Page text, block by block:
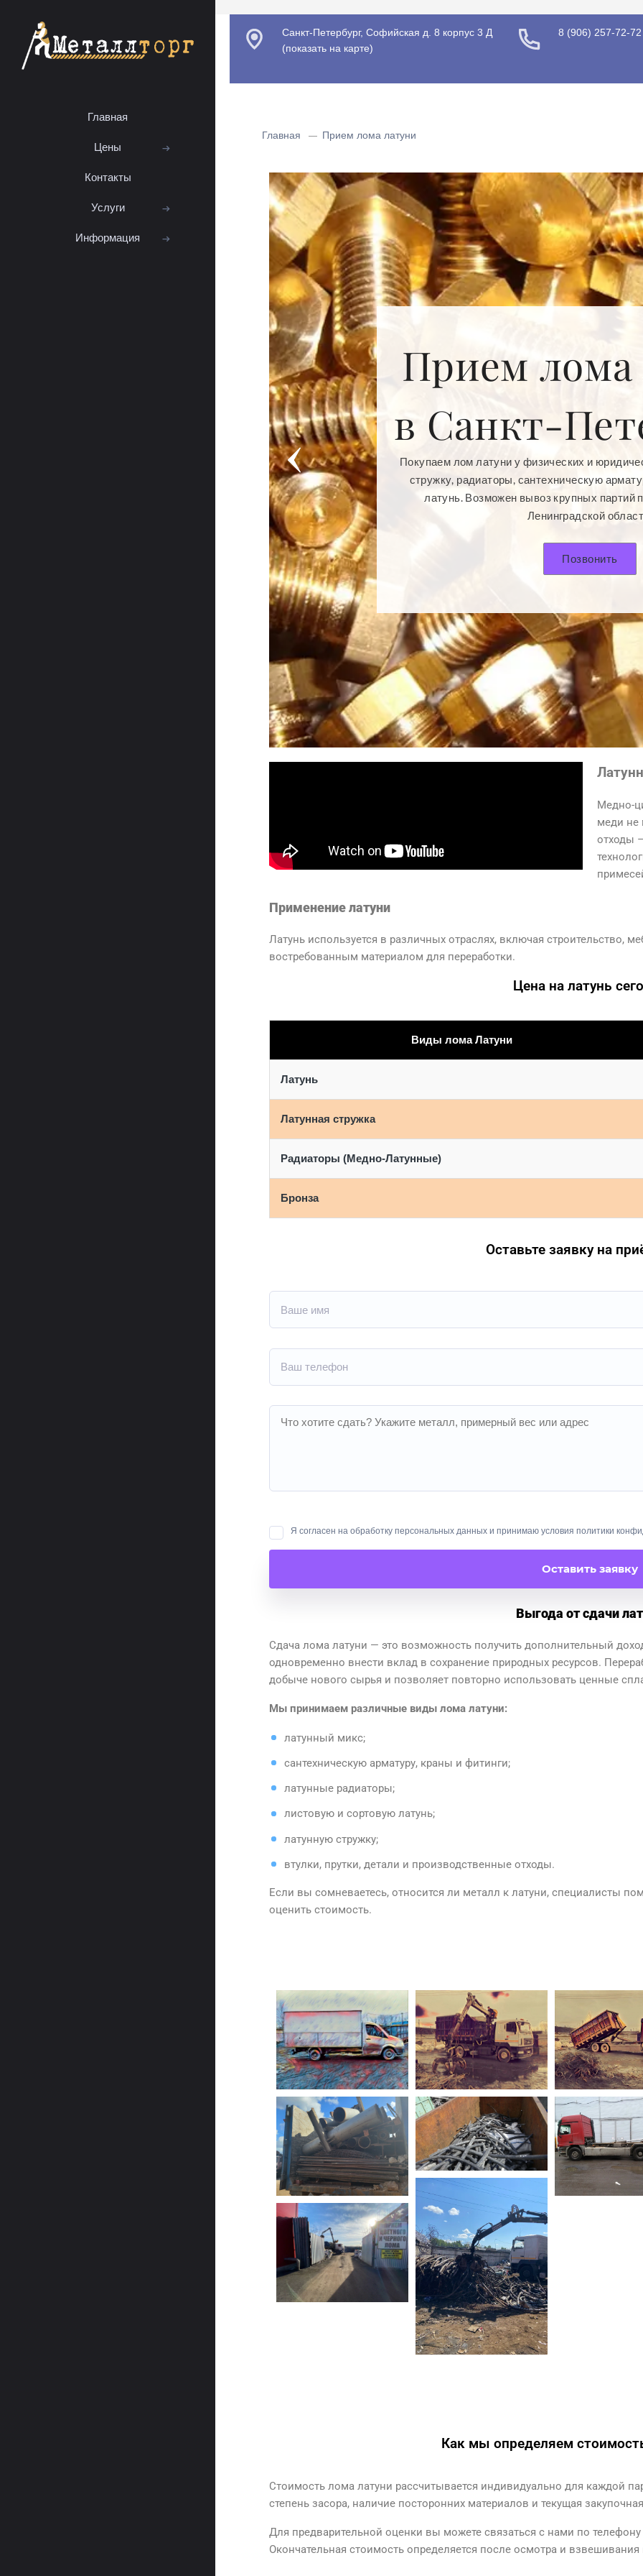
Главная
Цены
Контакты
Услуги
Информация
Санкт-Петербург, Софийская д. 8 корпус 3 Д
(показать на карте)
8 (906) 257-72-72
Главная Прием лома латуни
Прием лома
в Санкт-
Покупаем лом латуни у физических и
стружку, радиаторы, сантехническую
латунь. Возможен вывоз крупных партий
Ленинградской
Позвонить
Медно-
меди не
отходы
Применение латуни
Латунь используется в различных отраслях, включая строительство,
востребованным материалом для переработки.
Цена на латунь
Виды лома Латуни
Латунь
Латунная стружка
Радиаторы (Медно-Латунные)
Бронза
Оставьте заявку на
Я согласен на обработку персональных данных и принимаю условия политики
Выгода от сдачи
Сдача лома латуни — это возможность получить дополнительный
одновременно внести вклад в сохранение природных ресурсов.
добыче нового сырья и позволяет повторно использовать ценные
Мы принимаем различные виды лома латуни:
латунный микс;
сантехническую арматуру, краны и фитинги;
латунные радиаторы;
листовую и сортовую латунь;
латунную стружку;
втулки, прутки, детали и производственные отходы.
Если вы сомневаетесь, относится ли металл к латуни, специалисты
оценить стоимость.
Как мы определяем
Стоимость лома латуни рассчитывается индивидуально для каждой
степень засора, наличие посторонних материалов и текущая
Для предварительной оценки вы можете связаться с нами по
Окончательная стоимость определяется после осмотра и взвешивания